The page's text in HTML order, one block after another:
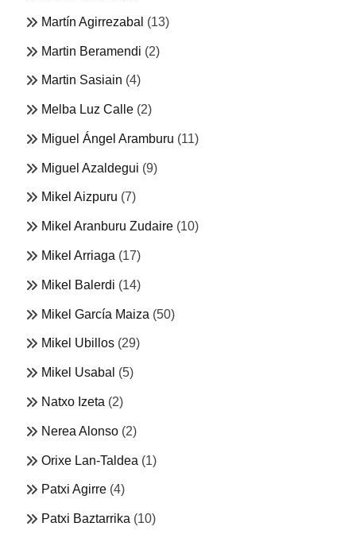
Martín Agirrezabal (13)
Martin Beramendi (2)
Martin Sasiain (4)
Melba Luz Calle (2)
Miguel Ángel Aramburu (11)
Miguel Azaldegui (9)
Mikel Aizpuru (7)
Mikel Aranburu Zudaire (10)
Mikel Arriaga (17)
Mikel Balerdi (14)
Mikel García Maiza (50)
Mikel Ubillos (29)
Mikel Usabal (5)
Natxo Izeta (2)
Nerea Alonso (2)
Orixe Lan-Taldea (1)
Patxi Agirre (4)
Patxi Baztarrika (10)